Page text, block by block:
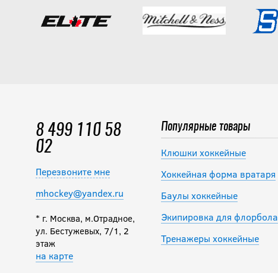
8 499 110 58
02
Перезвоните мне
mhockey@yandex.ru
* г. Москва, м.Отрадное,
ул. Бестужевых, 7/1, 2
этаж
на карте
Популярные товары
Клюшки хоккейные
Хоккейная форма вратаря
Баулы хоккейные
Экипировка для флорбола
Тренажеры хоккейные